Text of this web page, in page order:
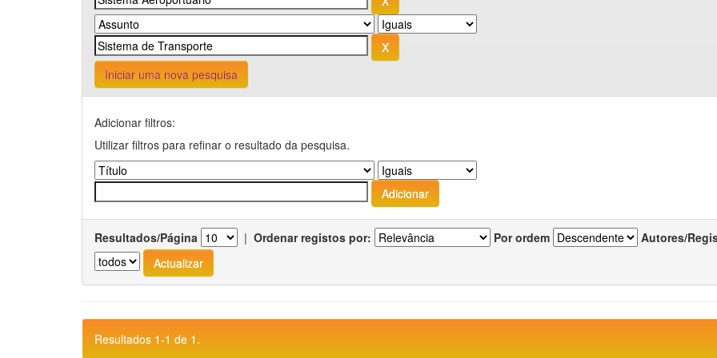
Iniciar uma nova pesquisa
Adicionar filtros:
Utilizar filtros para refinar o resultado da pesquisa.
Resultados/Página | Ordenar registos por: Por ordem Autores/
Resultados 1-1 de 1.